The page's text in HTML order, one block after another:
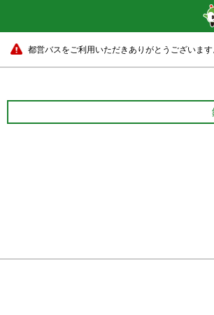
都営バスをご利用いただきありがとうございます